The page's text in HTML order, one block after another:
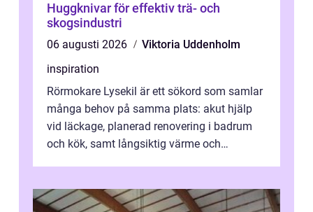
Huggknivar för effektiv trä- och
skogsindustri
06 augusti 2026
Viktoria Uddenholm
inspiration
Rörmokare Lysekil är ett sökord som samlar
många behov på samma plats: akut hjälp
vid läckage, planerad renovering i badrum
och kök, samt långsiktig värme och